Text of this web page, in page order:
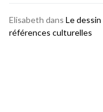
Elisabeth dans Le
références culturelles